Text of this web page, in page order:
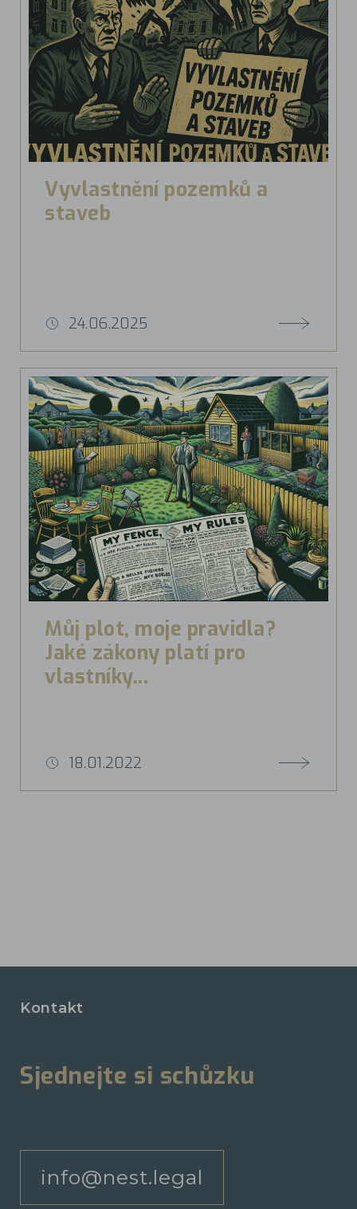
Vyvlastnění pozemků a
staveb
24.06.2025
Můj plot, moje pravidla?
Jaké zákony platí pro
vlastníky...
18.01.2022
Kontakt
Sjednejte si schůzku
info@nest.legal